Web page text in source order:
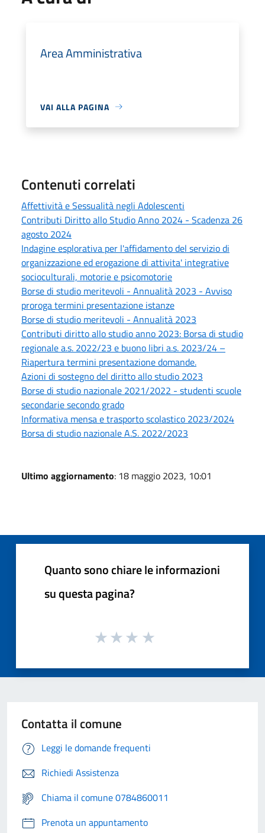
Area Amministrativa
VAI ALLA PAGINA
Contenuti correlati
Affettività e Sessualità negli Adolescenti
Contributi Diritto allo Studio Anno 2024 - Scadenza 26
agosto 2024
Indagine esplorativa per l'affidamento del servizio di
organizzazione ed erogazione di attivita' integrative
socioculturali, motorie e psicomotorie
Borse di studio meritevoli - Annualità 2023 - Avviso
proroga termini presentazione istanze
Borse di studio meritevoli - Annualità 2023
Contributi diritto allo studio anno 2023: Borsa di studio
regionale a.s. 2022/23 e buono libri a.s. 2023/24 –
Riapertura termini presentazione domande.
Azioni di sostegno del diritto allo studio 2023
Borse di studio nazionale 2021/2022 - studenti scuole
secondarie secondo grado
Informativa mensa e trasporto scolastico 2023/2024
Borsa di studio nazionale A.S. 2022/2023
Ultimo aggiornamento: 18 maggio 2023, 10:01
Quanto sono chiare le informazioni
su questa pagina?
Contatta il comune
Leggi le domande frequenti
Richiedi Assistenza
Chiama il comune 0784860011
Prenota un appuntamento